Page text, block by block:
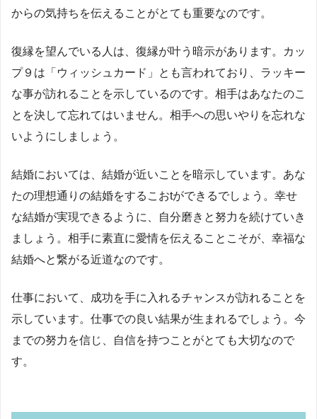
からの気持ちを伝えることがとても重要なのです。
復縁を望んでいる人は、復縁が叶う暗示があります。カッ
プ９は「ウィッシュカード」とも言われており、ラッキー
な事が訪れることを示しているのです。相手はあなたのこ
とを決して忘れてはいません。相手への思いやりを忘れな
いようにしましょう。
結婚においては、結婚が近いことを暗示しています。あな
たの理想通りの結婚をするこおtができるでしょう。幸せ
な結婚が実現できるように、自分磨きと努力を続けていき
ましょう。相手に素直に愛情を伝えることこそが、幸福な
結婚へと繋がる近道なのです。
仕事において、成功を手に入れるチャンスが訪れることを
示しています。仕事での良い結果が生まれるでしょう。今
までの努力を信じ、自信を持つことがとても大切なので
す。